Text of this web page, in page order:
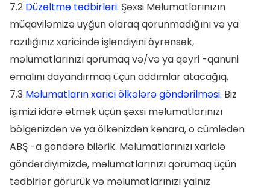
7.2 Düzəltmə tədbirləri. Şəxsi Məlumatlarınızın
müqaviləmizə uyğun olaraq qorunmadığını və ya
razılığınız xaricində işləndiyini öyrənsək,
məlumatlarınızı qorumaq və/və ya qeyri -qanuni
emalını dayandırmaq üçün addımlar atacağıq.
7.3 Məlumatların xarici ölkələrə göndərilməsi. Biz
işimizi idarə etmək üçün şəxsi məlumatlarınızı
bölgənizdən və ya ölkənizdən kənara, o cümlədən
ABŞ -a göndərə bilərik. Məlumatlarınızı xariciə
göndərdiyimizdə, məlumatlarınızı qorumaq üçün
tədbirlər görürük və məlumatlarınızı yalnız